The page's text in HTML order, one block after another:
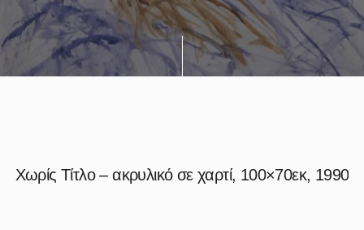
Χωρίς Τίτλο – ακρυλικό σε χαρτί, 100×70εκ, 1990